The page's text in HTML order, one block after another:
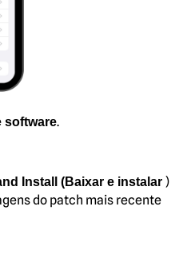
software.
Install (Baixar e instalar )
do patch mais recente